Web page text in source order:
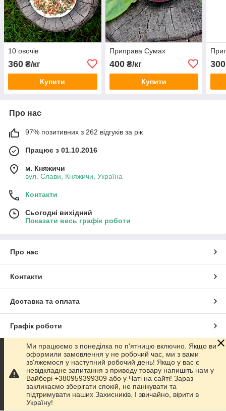
10 овочів
360 ₴/кг
Купити
Приправа Сумах
400₴/кг
Купити
300
Про нас
97% позитивних з 262 відгуків за рік
Працює з 01.10.2016
м. Княжичи
вул. Слави, Княжичи, Україна
Контакти
Сьогодні вихідний
Показати весь графік роботи
Про нас
Контакти
Доставка та оплата
Графік роботи
Повна версія сайту
Сайт створено на маркетплейсіProm.ua
Політика конфіденційності
Ми працюємо з понеділка по п'ятницю включно. Якщо ви
оформили замовлення у не робочий час, ми з вами
зв'яжемося у наступний робочий день! Якщо у вас є
невідкладне запитання з приводу товару напишіть нам у
Вайбері +380959399309 або у Чаті на сайті! Зараз
закликаємо зберігати спокій, не панікувати та
підтримувати наших Захисників. І звичайно, вірити в
Україну!